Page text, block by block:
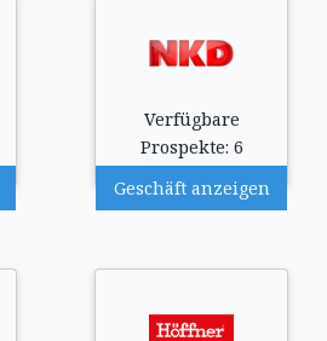
Verfügbare
Prospekte: 6
Geschäft anzeigen